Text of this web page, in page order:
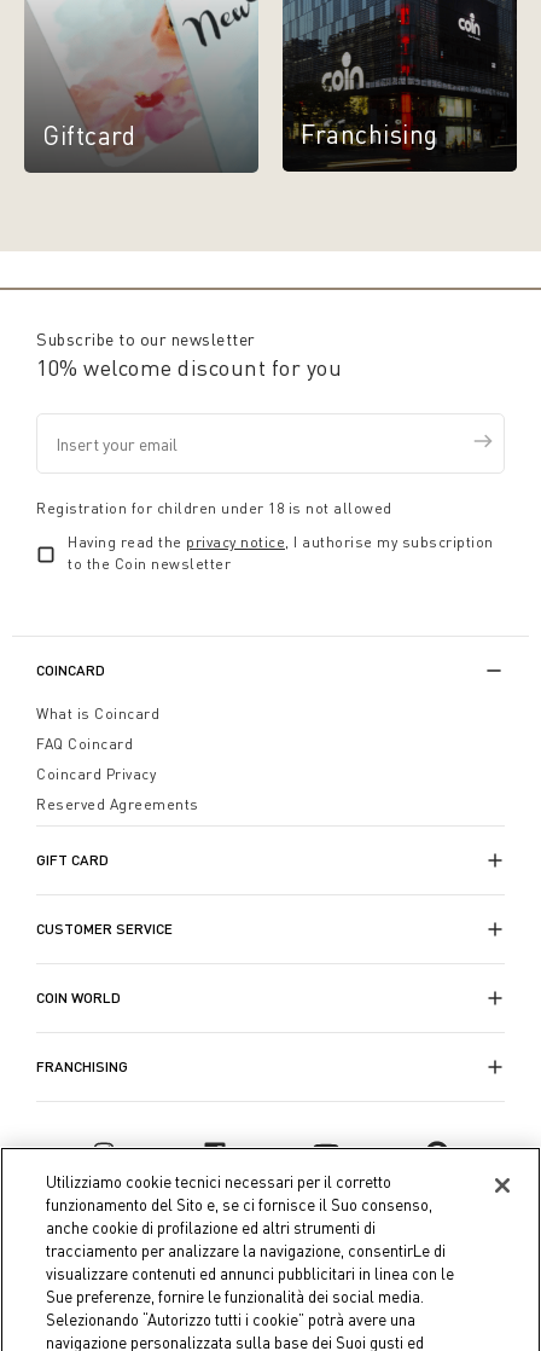
Giftcard Franchising
Subscribe to our newsletter
10% welcome discount for you
Registration for children under 18 is not allowed
Having read the privacy notice , I authorise my subscription
to the Coin newsletter
COINCARD
What is Coincard
FAQ Coincard
Coincard Privacy
Reserved Agreements
GIFT CARD
CUSTOMER SERVICE
COIN WORLD
FRANCHISING
Utilizziamo cookie tecnici necessari per il corretto
funzionamento del Sito e, se ci fornisce il Suo consenso,
anche cookie di profilazione ed altri strumenti di
tracciamento per analizzare la navigazione, consentirLe di
visualizzare contenuti ed annunci pubblicitari in linea con le
Sue preferenze, fornire le funzionalità dei social media.
Selezionando “Autorizzo tutti i cookie” potrà avere una
navigazione personalizzata sulla base dei Suoi gusti ed